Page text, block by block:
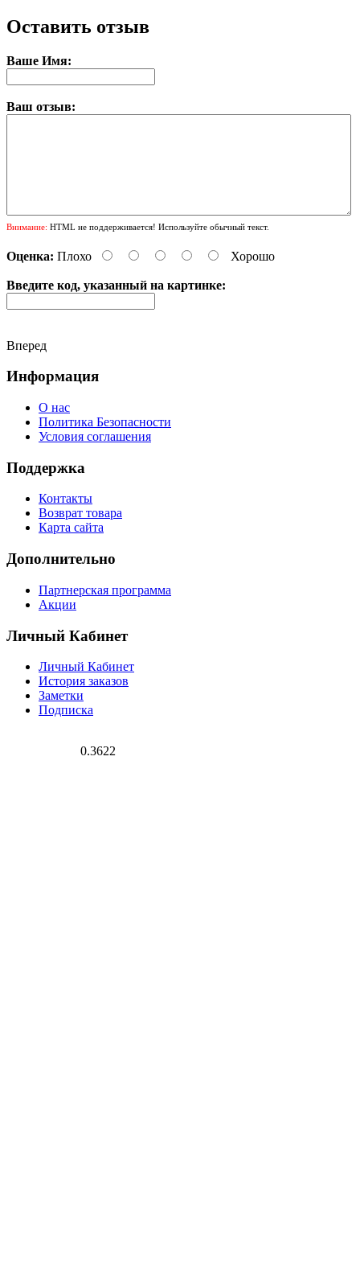
Оставить отзыв
Ваше Имя:
Ваш отзыв:
Внимание: HTML не поддерживается! Используйте обычный текст.
Оценка: Плохо Хорошо
Введите код, указанный на картинке:
Вперед
Информация
О нас
Политика Безопасности
Условия соглашения
Поддержка
Контакты
Возврат товара
Карта сайта
Дополнительно
Партнерская программа
Акции
Личный Кабинет
Личный Кабинет
История заказов
Заметки
Подписка
0.3622